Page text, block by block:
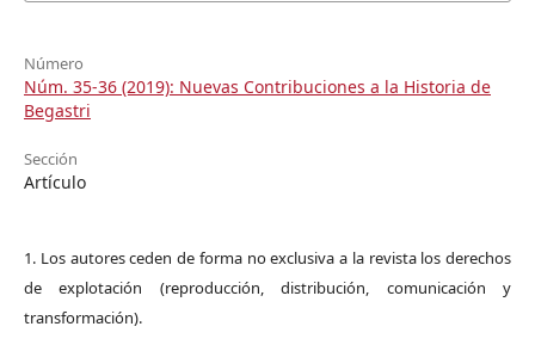
Número
Núm. 35-36 (2019): Nuevas Contribuciones a la Historia de
Begastri
Sección
Artículo
1. Los autores ceden de forma no exclusiva a la revista los derechos
de explotación (reproducción, distribución, comunicación y
transformación).